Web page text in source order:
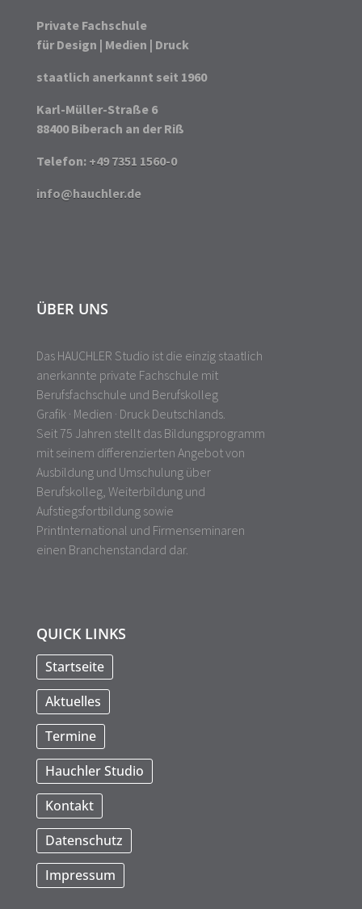
Private Fachschule
für Design | Medien | Druck
staatlich anerkannt seit 1960
Karl-Müller-Straße 6
88400 Biberach an der Riß
Telefon: +49 7351 1560-0
info@hauchler.de
ÜBER UNS
Das HAUCHLER Studio ist die einzig staatlich
anerkannte private Fachschule mit
Berufsfachschule und Berufskolleg
Grafik · Medien · Druck Deutschlands.
Seit 75 Jahren stellt das Bildungsprogramm
mit seinem differenzierten Angebot von
Ausbildung und Umschulung über
Berufskolleg, Weiterbildung und
Aufstiegsfortbildung sowie
PrintInternational und Firmenseminaren
einen Branchenstandard dar.
QUICK LINKS
Startseite
Aktuelles
Termine
Hauchler Studio
Kontakt
Datenschutz
Impressum